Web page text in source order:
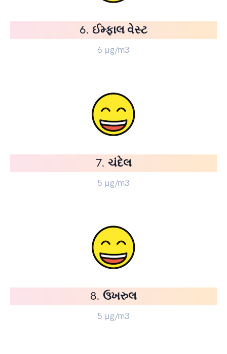
6. ઈમ્ફાલ વેસ્ટ
6 µg/m3
7. ચંદેલ
5 µg/m3
8. ઉખરુલ
5 µg/m3